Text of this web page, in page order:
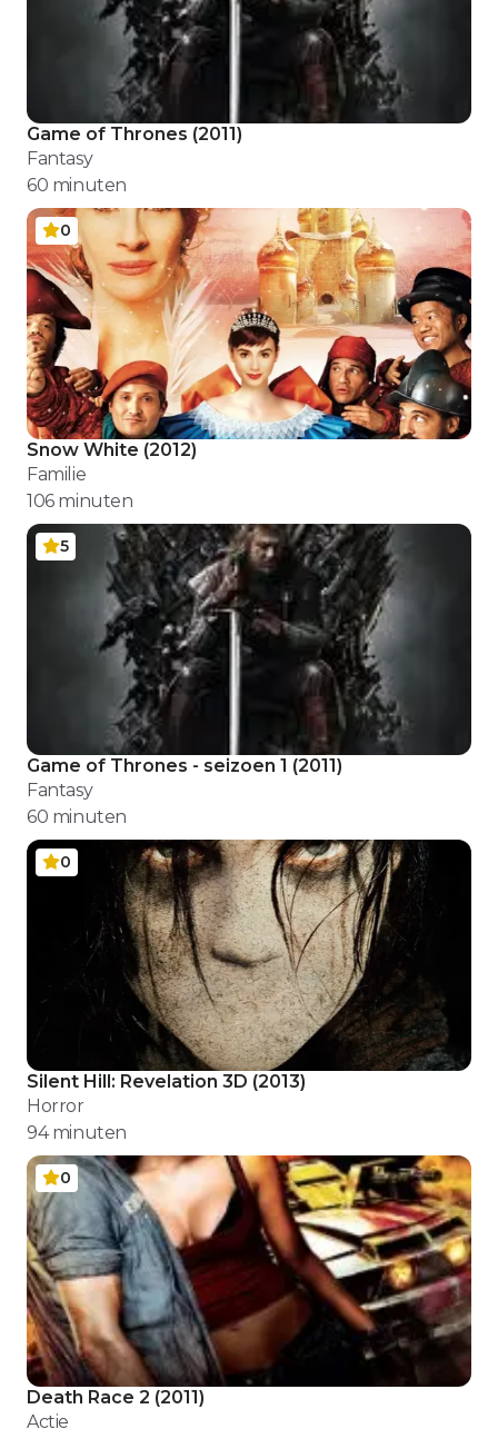
Game of Thrones (2011)
Fantasy
60 minuten
0
Snow White (2012)
Familie
106minuten
5
Game of Thrones - seizoen 1 (2011)
Fantasy
60 minuten
0
Silent Hill: Revelation 3D (2013)
Horror
94minuten
0
Death Race 2 (2011)
Actie